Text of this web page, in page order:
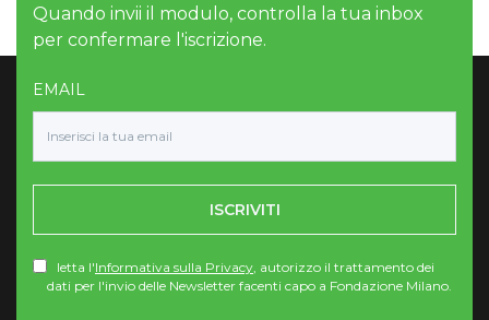
Quando invii il modulo, controlla la tua inbox
per confermare l'iscrizione.
EMAIL
ISCRIVITI
letta l'Informativa sulla Privacy, autorizzo il trattamento dei
dati per l'invio delle Newsletter facenti capo a Fondazione Milano.